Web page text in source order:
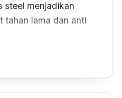
steel menjadikan
tahan lama dan anti
agar dapat